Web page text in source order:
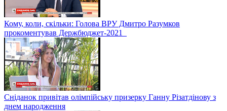
Кому, коли, скільки: Голова ВРУ Дмитро Разумков
прокоментував Держбюджет-2021
Сніданок привітав олімпійську призерку Ганну Різатдінову з
днем народження